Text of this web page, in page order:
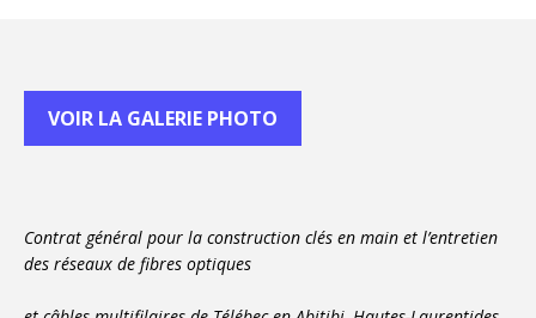
VOIR LA GALERIE PHOTO
Contrat général pour la construction clés en main et l’entretien
des réseaux de fibres optiques